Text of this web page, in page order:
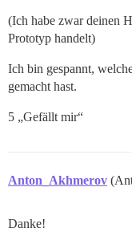
(Ich habe zwar deinen
Prototyp handelt)
Ich bin gespannt,
gemacht hast.
5 „Gefällt mir“
Anton_Akhmerov
Danke!